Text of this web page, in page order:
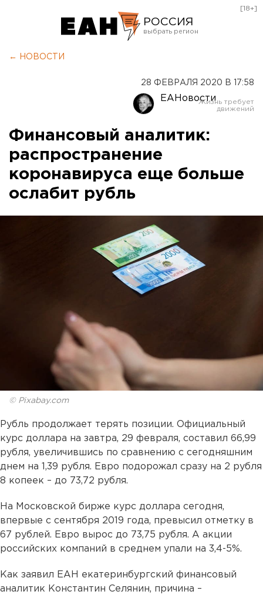
РОССИЯ
Оренбург
[18+]
← НОВОСТИ
28 ФЕВРАЛЯ 2020 В 17:58
ЕАНовости
Финансовый аналитик:
распространение
коронавируса еще больше
ослабит рубль
© Pixabay.com
Рубль продолжает терять позиции. Официальный
курс доллара на завтра, 29 февраля, составил 66,99
рубля, увеличившись по сравнению с сегодняшним
днем на 1,39 рубля. Евро подорожал сразу на 2 рубля
8 копеек – до 73,72 рубля.
На Московской бирже курс доллара сегодня,
впервые с сентября 2019 года, превысил отметку в
67 рублей. Евро вырос до 73,75 рубля. А акции
российских компаний в среднем упали на 3,4-5%.
Как заявил ЕАН екатеринбургский финансовый
аналитик Константин Селянин, причина –